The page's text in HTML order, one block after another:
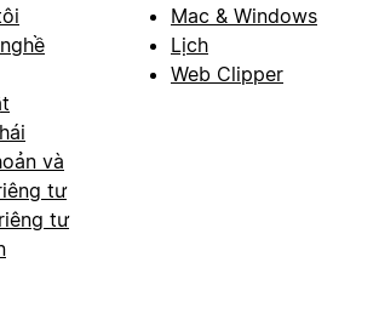
và
tư
tư
Mac & Windows
Lịch
Web Clipper